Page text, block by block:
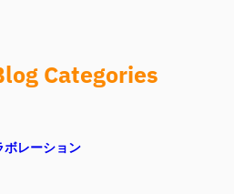
Categories
ボレーション